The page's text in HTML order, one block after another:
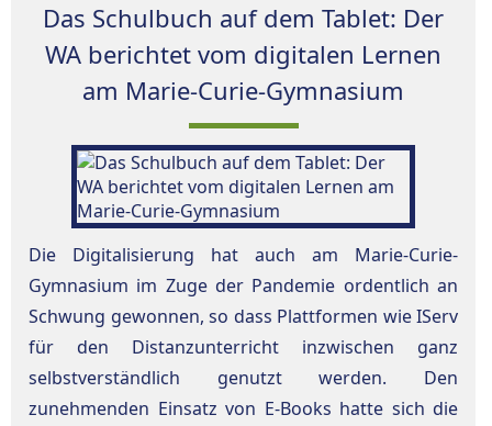
Das Schulbuch auf dem Tablet: Der
WA berichtet vom digitalen Lernen
am Marie-Curie-Gymnasium
Die Digitalisierung hat auch am Marie-Curie-
Gymnasium im Zuge der Pandemie ordentlich an
Schwung gewonnen, so dass Plattformen wie IServ
für den Distanzunterricht inzwischen ganz
selbstverständlich genutzt werden. Den
zunehmenden Einsatz von E-Books hatte sich die